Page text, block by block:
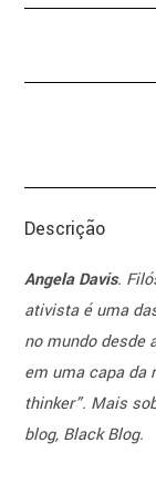
Descrição
Angela Davis.
ativista é uma
no mundo desde
em uma capa da
thinker”. Mais
blog, Black Blog.